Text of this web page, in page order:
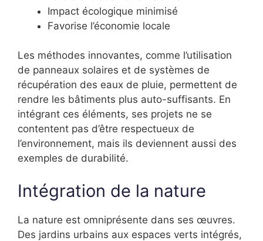
Impact écologique minimisé
Favorise l’économie locale
Les méthodes innovantes, comme l’utilisation
de panneaux solaires et de systèmes de
récupération des eaux de pluie, permettent de
rendre les bâtiments plus auto-suffisants. En
intégrant ces éléments, ses projets ne se
contentent pas d’être respectueux de
l’environnement, mais ils deviennent aussi des
exemples de durabilité.
Intégration de la nature
La nature est omniprésente dans ses œuvres.
Des jardins urbains aux espaces verts intégrés,